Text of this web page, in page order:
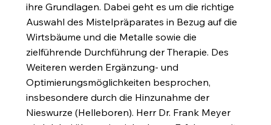
ihre Grundlagen. Dabei geht es um die richtige
Auswahl des Mistelpräparates in Bezug auf die
Wirtsbäume und die Metalle sowie die
zielführende Durchführung der Therapie. Des
Weiteren werden Ergänzung- und
Optimierungsmöglichkeiten besprochen,
insbesondere durch die Hinzunahme der
Nieswurze (Helleboren). Herr Dr. Frank Meyer